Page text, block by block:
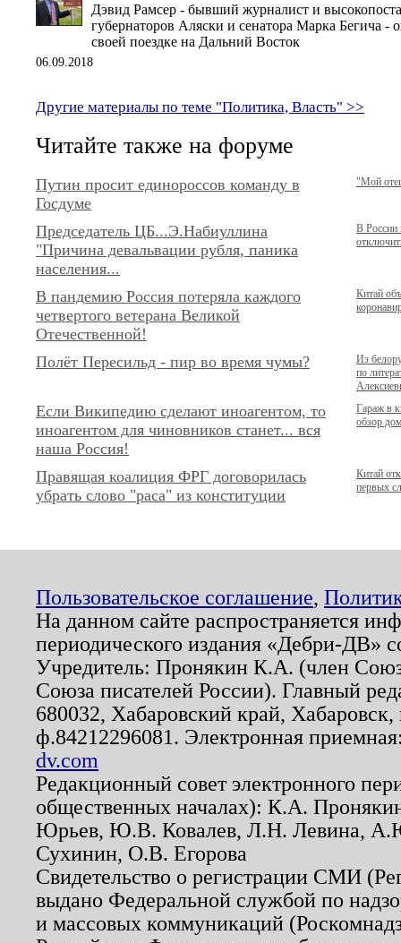
Дэвид Рамсер - бывший журналист и
губернаторов Аляски и сенатора Марка Бегича -
своей поездке на Дальний Восток
06.09.2018
Другие материалы по теме "Политика, Власть" >>
Читайте также на форуме
Путин просит единороссов команду в
Госдуме
"Мой
Председатель ЦБ...Э.Набиуллина
"Причина девальвации рубля, паника
населения...
В России
В пандемию Россия потеряла каждого
четвертого ветерана Великой
Отечественной!
Китай
Полёт Пересильд - пир во время чумы?
Из
по
Если Википедию сделают иноагентом, то
иноагентом для чиновников станет... вся
наша Россия!
Гараж в
обзор
Правящая коалиция ФРГ договорилась
убрать слово "раса" из конституции
Китай
первых
Пользовательское соглашение,
На данном сайте распространяется
периодического издания «Дебри-ДВ»
Учредитель: Пронякин К.А. (член
Союза писателей России). Главный
680032, Хабаровский край,
ф.84212296081. Электронная
dv.com
Редакционный совет электронного
общественных началах): К.А.
Юрьев, Ю.В. Ковалев, Л.Н. Левина,
Сухинин, О.В. Егорова
Свидетельство о регистрации СМИ
выдано Федеральной службой по
и массовых коммуникаций